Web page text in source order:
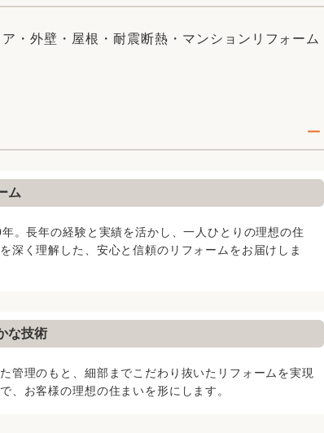
健康・安心・安全”に過ごしていくか。
デアをご提案いたします。
・外壁・屋根・耐震断熱・マンションリフォーム
ム
。長年の経験と実績を活かし、一人ひとりの理想の住
深く理解した、安心と信頼のリフォームをお届けしま
な技術
管理のもと、細部までこだわり抜いたリフォームを実現
、お客様の理想の住まいを形にします。